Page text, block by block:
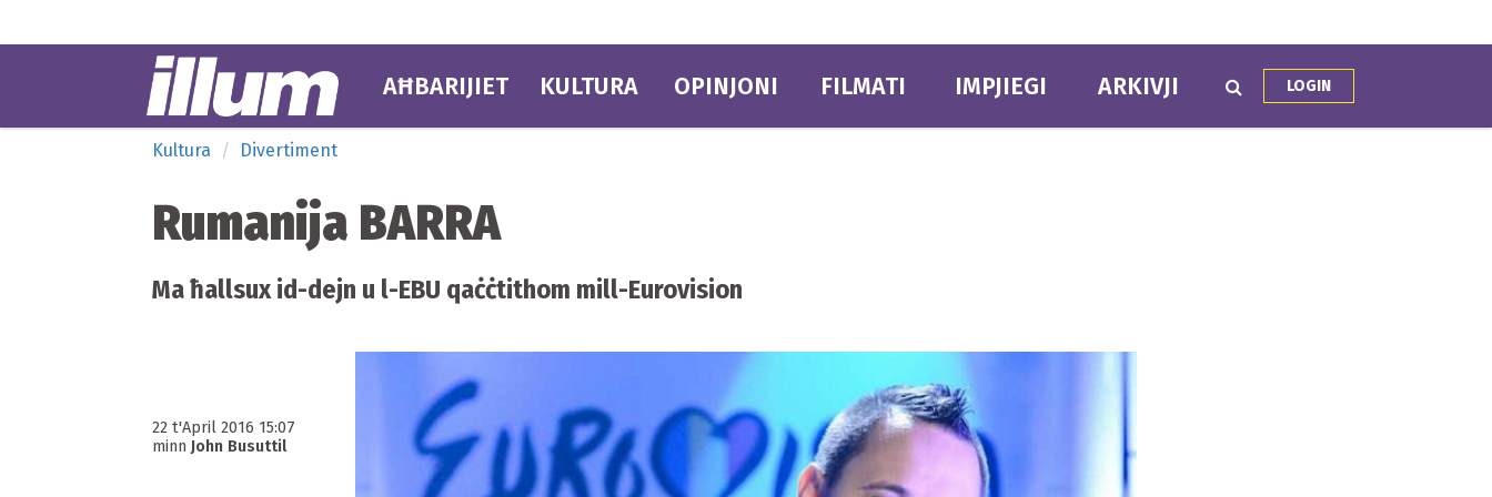
AĦBARIJIET KULTURA OPINJONI FILMATI IMPJIEGI ARKIVJI LOGIN
Kultura Divertiment
Rumanija BARRA
Ma ħallsux id-dejn u l-EBU qaċċtithom mill-Eurovision
22 t'April 2016 15:07
minn John Busuttil